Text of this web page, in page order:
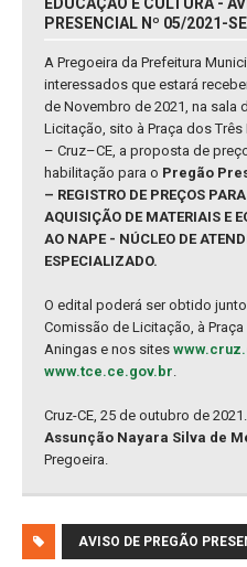
PRESENCIAL Nº 05/2021-
A Pregoeira da Prefeitura
interessados que estará
de Novembro de 2021, na sala
Licitação, sito à Praça dos
– Cruz–CE, a proposta de
habilitação para o Pregão
– REGISTRO DE PREÇOS
AQUISIÇÃO DE MATERIAIS E
AO NAPE - NÚCLEO DE
ESPECIALIZADO.
O edital poderá ser obtido
Comissão de Licitação, à
Aningas e nos sites
www.tce.ce.gov.br.
Cruz-CE, 25 de outubro de 2021.
Assunção Nayara Silva de
Pregoeira.
AVISO DE PREGÃO